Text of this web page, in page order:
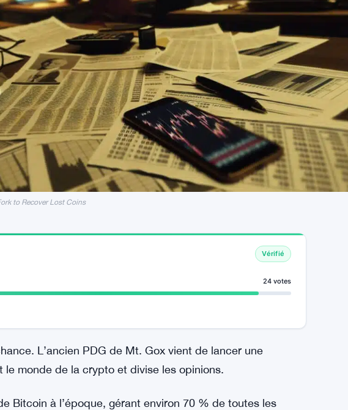
to Recover Lost Coins
Vérifié
24 votes
L’ancien PDG de Mt. Gox vient de lancer une
monde de la crypto et divise les opinions.
Bitcoin à l’époque, gérant environ 70 % de toutes les